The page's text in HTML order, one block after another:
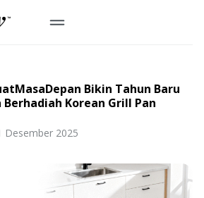
Bikin Tahun Baru
Berhadiah Korean Grill Pan
Desember 2025